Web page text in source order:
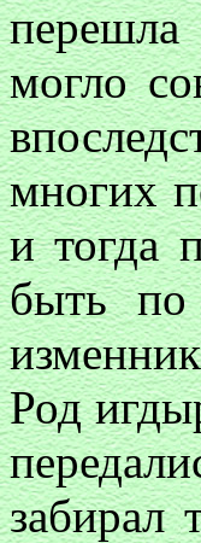
могло
многих
и тогда
быть по
Род
забирал